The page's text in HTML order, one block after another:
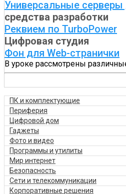
Универсальные серверы
средства разработки
Реквием по TurboPower
Цифровая студия
Фон для Web-странички
В уроке рассмотрены
ПК и комплектующие
Периферия
Цифровой дом
Гаджеты
Фото и видео
Программы и утилиты
Мир интернет
Безопасность
Сети и телекоммуникации
Корпоративные решения